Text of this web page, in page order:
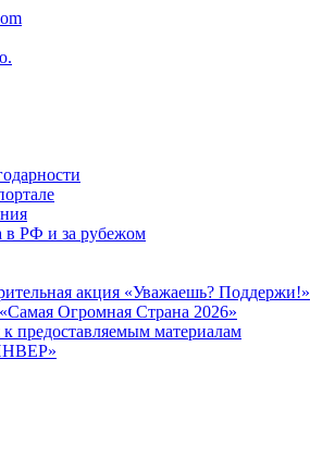
в РФ и за рубежом
акция «Уважаешь? Поддержи!»
Огромная Страна 2026»
предоставляемым материалам